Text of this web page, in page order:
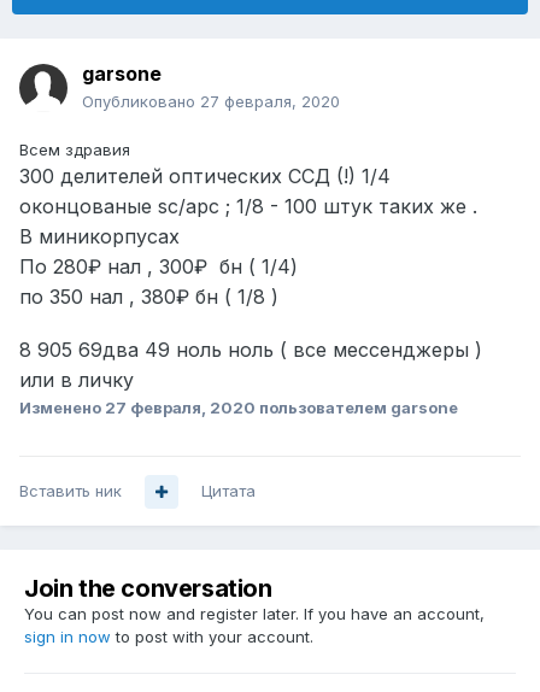
garsone
Опубликовано 27 февраля, 2020
Всем здравия
300 делителей оптических ССД (!) 1/4
оконцованые sc/apc ; 1/8 - 100 штук таких же .
В миникорпусах
По 280₽ нал , 300₽ бн ( 1/4)
по 350 нал , 380₽ бн ( 1/8 )
8 905 69два 49 ноль ноль ( все мессенджеры )
или в личку
Изменено 27 февраля, 2020 пользователем garsone
Вставить ник Цитата
Join the conversation
You can post now and register later. If you have an account,
sign in now to post with your account.